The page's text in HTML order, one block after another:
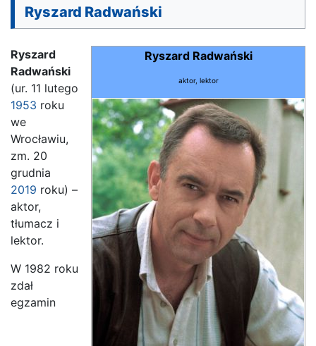
Ryszard Radwański
Ryszard Radwański
aktor, lektor
Ryszard
Radwański
(ur. 11 lutego
1953 roku
we
Wrocławiu,
zm. 20
grudnia
2019 roku) –
aktor,
tłumacz i
lektor.
W 1982 roku
zdał
egzamin